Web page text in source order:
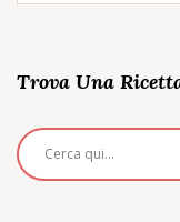
Trova Una